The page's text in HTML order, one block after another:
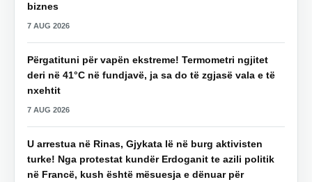
biznes
7 AUG 2026
Përgatituni për vapën ekstreme! Termometri ngjitet
deri në 41°C në fundjavë, ja sa do të zgjasë vala e të
nxehtit
7 AUG 2026
U arrestua në Rinas, Gjykata lë në burg aktivisten
turke! Nga protestat kundër Erdoganit te azili politik
në Francë, kush është mësuesja e dënuar për